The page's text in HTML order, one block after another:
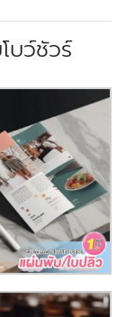
บว์ชัวร์